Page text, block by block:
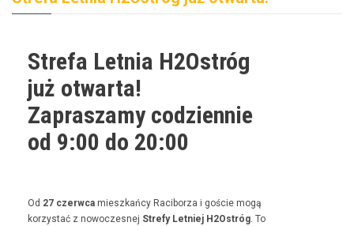
Strefa Letnia H2Ostróg
już otwarta!
Zapraszamy codziennie
od 9:00 do 20:00
Od 27 czer­w­ca mieszkań­cy Raci­borza i goś­cie mogą
korzys­tać z nowoczes­nej Stre­fy Let­niej H2Ostróg. To